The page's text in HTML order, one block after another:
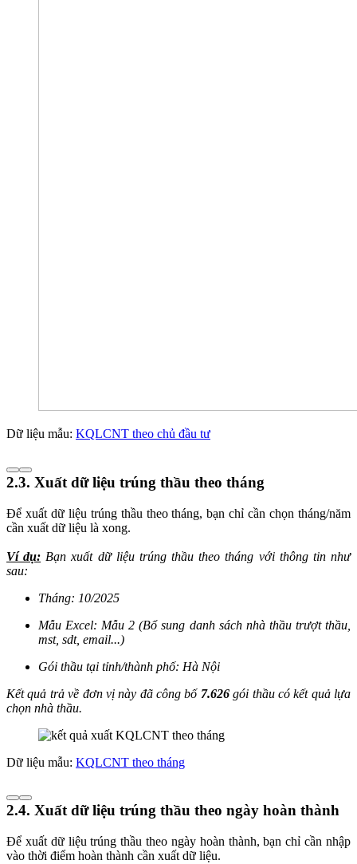
Dữ liệu mẫu: KQLCNT theo chủ đầu tư
2.3. Xuất dữ liệu trúng thầu theo tháng
Để xuất dữ liệu trúng thầu theo tháng, bạn chỉ cần chọn tháng/năm
cần xuất dữ liệu là xong.
Ví dụ: Bạn xuất dữ liệu trúng thầu theo tháng với thông tin như
sau:
Tháng: 10/2025
Mẫu Excel: Mẫu 2 (Bổ sung danh sách nhà thầu trượt thầu,
mst, sdt, email...)
Gói thầu tại tỉnh/thành phố: Hà Nội
Kết quả trả về đơn vị này đã công bố 7.626gói thầu có kết quả lựa
chọn nhà thầu.
Dữ liệu mẫu: KQLCNT theo tháng
2.4. Xuất dữ liệu trúng thầu theo ngày hoàn thành
Để xuất dữ liệu trúng thầu theo ngày hoàn thành, bạn chỉ cần nhập
vào thời điểm hoàn thành cần xuất dữ liệu.